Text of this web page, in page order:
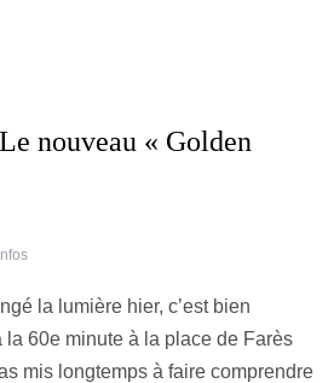
nouveau « Golden
la lumière hier, c’est bien
la 60e minute à la place de Farès
mis longtemps à faire comprendre